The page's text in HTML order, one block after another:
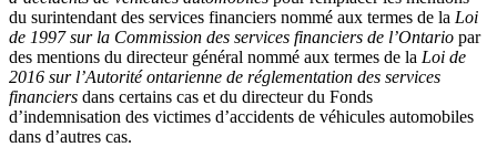
du surintendant des services financiers nommé aux termes de la Loi
de 1997 sur la Commission des services financiers de l’Ontario par
des mentions du directeur général nommé aux termes de la Loi de
2016 sur l’Autorité ontarienne de réglementation des services
financiers dans certains cas et du directeur du Fonds
d’indemnisation des victimes d’accidents de véhicules automobiles
dans d’autres cas.